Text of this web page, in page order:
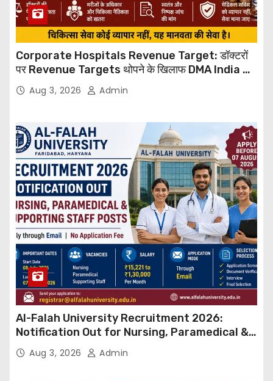
Corporate Hospitals Revenue Target: डॉक्टरों
पर Revenue Targets थोपने के खिलाफ DMA India का
बड़ा कदम, NHRC से Suo Motu जांच की मांग
Aug 3, 2026 Admin
Al-Falah University Recruitment 2026:
Notification Out for Nursing, Paramedical &
Supporting Staff Posts, Apply Through Email
Aug 3, 2026 Admin